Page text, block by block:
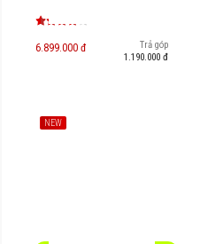
PRO_CG]
6.899.000 đ
Trả góp
1.190.000 đ
NEW